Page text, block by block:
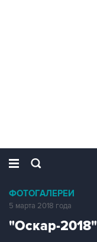
ФОТОГАЛЕРЕИ
5 марта 2018 года
"Оскар-2018"